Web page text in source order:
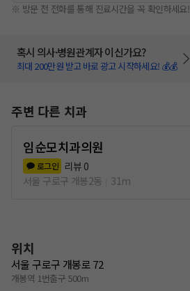
※ 방문 전 전화를 통해 진료시간을 꼭 확인하세요!
혹시 의사·병원관계자 이신가요?
최대 200만원 받고 바로 광고 시작하세요! 💰💰
주변 다른 치과
임순모치과의원
로그인 리뷰 0
서울 구로구 개봉2동
31m
위치
서울 구로구 개봉로 72
개봉역 1번출구 500m